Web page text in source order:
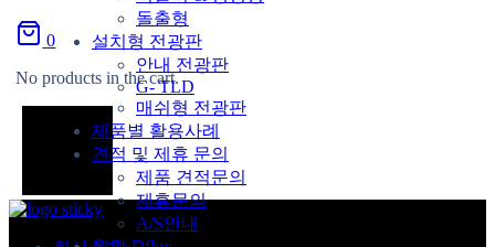
0
No products in the cart.
돌출형
설치형 전광판
안내 전광판
G- TLD
매쉬형 전광판
제품별 활용사례
견적 및 제휴 문의
제품 견적문의
제휴문의
A/S안내